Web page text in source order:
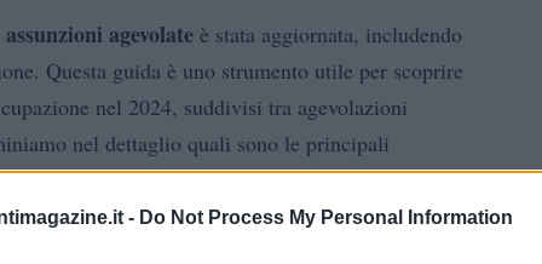
- Do Not Process My Personal Information
assunzioni agevolate è stata aggiornata, includendo
Questa guida è uno strumento utile per scoprire
nel 2024, suddivisi tra agevolazioni
nel dettaglio quali sono le principali
nel 2024